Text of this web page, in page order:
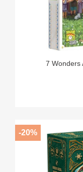
7 Wonders
-20%